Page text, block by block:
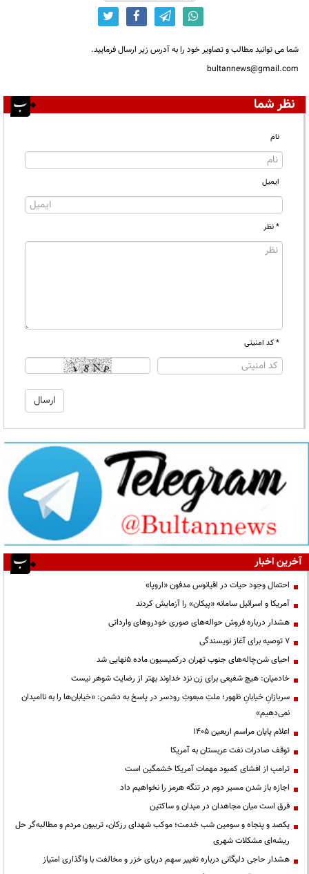
شما می توانید مطالب و تصاویر خود را به آدرس زیر ارسال فرمایید.
bultannews@gmail.com
نظر شما
نام
ایمیل
* نظر
* کد امنیتی
آخرین اخبار
احتمال وجود حیات در اقیانوس مدفون «اروپا»
آمریکا و اسرائیل سامانه «پیکان» را آزمایش کردند
هشدار درباره فروش حواله‌های صوری خودروهای وارداتی
۷ توصیه برای آغاز نویسندگی
احیای شن‌چاله‌های جنوب تهران درکمیسیون ماده ۵نهایی شد
خادمیان: هیچ شفیعی برای زن نزد خداوند بهتر از رضایت شوهر نیست
سربازانِ خیابانِ ظهور؛ ملتِ مبعوثِ رودسر در پاسخ به دشمن: «خیابان‌ها را به ناامیدان
نمی‌دهیم»
اعلام پایان مراسم اربعین ۱۴۰۵
توقف صادرات نفت عربستان به آمریکا
ترامپ از افشای کمبود مهمات آمریکا خشمگین است
اجازه باز شدن مسیر دوم در تنگه هرمز را نخواهیم داد
فرق است میان مجاهدان در میدان و ساکتین
یکصد و پنجاه و سومین شب خدمت؛ موکب شهدای رزکان، تریبون مردم و مطالبه‌گر حل
ریشه‌ای مشکلات شهری
هشدار حاجی دلیگانی درباره تغییر سهم دریای خزر و مخالفت با واگذاری امتیاز